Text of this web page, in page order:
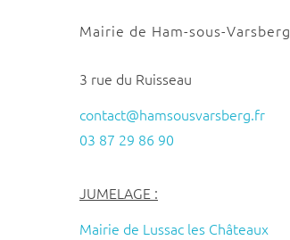
Mairie de Ham-sous-Varsberg
3 rue du Ruisseau
contact@hamsousvarsberg.fr
03 87 29 86 90
JUMELAGE :
Mairie de Lussac les Châteaux